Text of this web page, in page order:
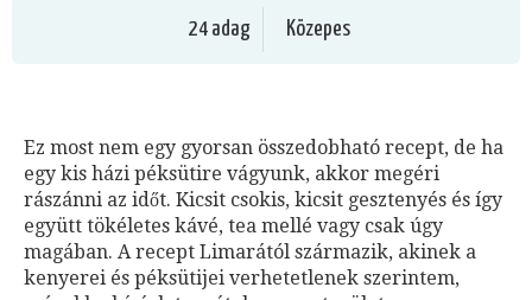
24 adag Közepes
Ez most nem egy gyorsan összedobható recept, de ha
egy kis házi péksütire vágyunk, akkor megéri
rászánni az időt. Kicsit csokis, kicsit gesztenyés és így
együtt tökéletes kávé, tea mellé vagy csak úgy
magában. A recept Limarától származik, akinek a
kenyerei és péksütijei verhetetlenek szerintem,